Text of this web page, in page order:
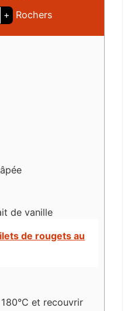
+ Rochers
de vanille
de rougets au
et recouvrir